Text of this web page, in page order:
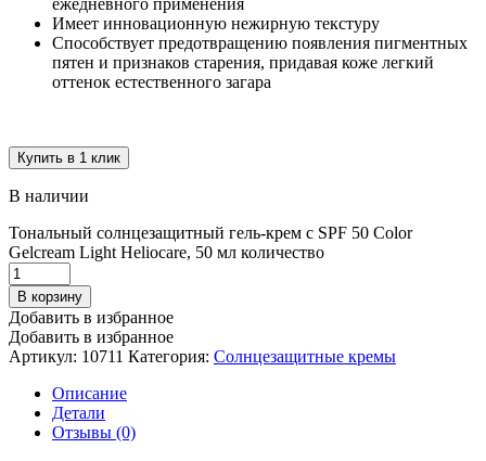
ежедневного применения
Имеет инновационную нежирную текстуру
Способствует предотвращению появления пигментных
пятен и признаков старения, придавая коже легкий
оттенок естественного загара
Купить в 1 клик
В наличии
Тональный солнцезащитный гель-крем с SPF 50 Color
Gelcream Light Heliocare, 50 мл количество
В корзину
Добавить в избранное
Добавить в избранное
Артикул: 10711 Категория: Солнцезащитные кремы
Описание
Детали
Отзывы (0)